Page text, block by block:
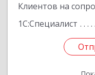
Клиентов на
1С:Специалист